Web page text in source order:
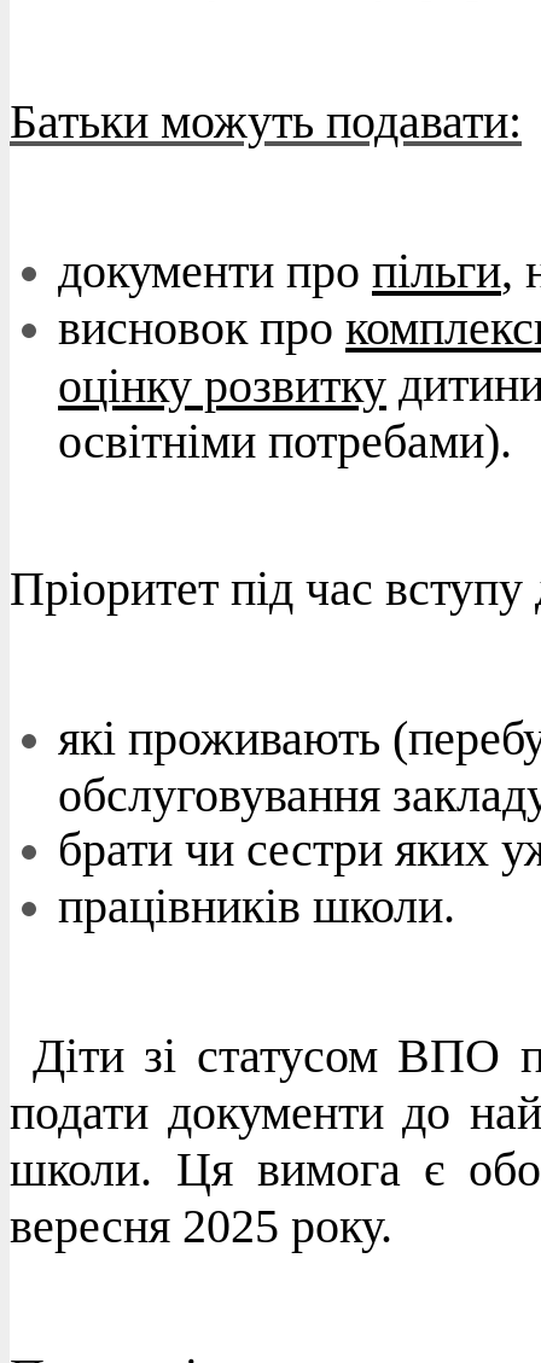
Батьки можуть подавати:
документи про пільги,
висновок про
оцінку розвитку
освітніми потребами).
Пріоритет під час
які проживають
обслуговування
брати чи сестри яких
працівників школи.
Діти зі статусом ВПО
подати документи до
школи. Ця вимога є
вересня 2025 року.